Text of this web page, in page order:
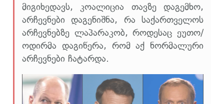
მიგიხედავს, კოალიცია თავზე დაგემხო,
არჩევნები დაგენიშნა, რა საქართველოს
არჩევნებზე ლაპარაკობ, როდესაც ეუთო/
ოდირმა დაგიწერა, რომ აქ ნორმალური
არჩევნები ჩატარდა.